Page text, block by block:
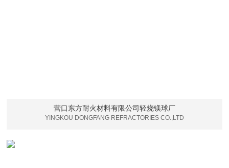
营口东方耐火材料有限公司轻烧镁球厂
YINGKOU DONGFANG REFRACTORIES CO.,LTD